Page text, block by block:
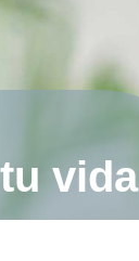
vida